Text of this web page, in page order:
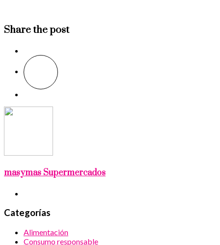
Share the post
masymas Supermercados
Categorías
Alimentación
Consumo responsable